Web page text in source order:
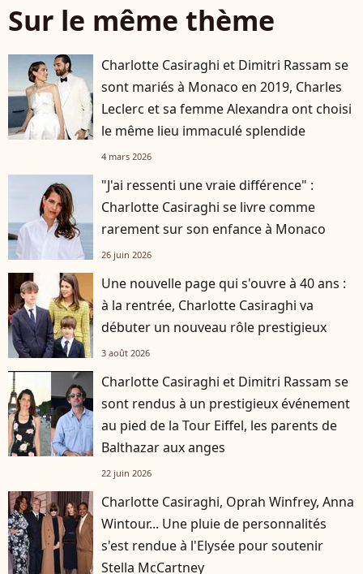
Sur le même thème
Charlotte Casiraghi et Dimitri Rassam se
sont mariés à Monaco en 2019, Charles
Leclerc et sa femme Alexandra ont choisi
le même lieu immaculé splendide
4 mars 2026
"J'ai ressenti une vraie différence" :
Charlotte Casiraghi se livre comme
rarement sur son enfance à Monaco
26 juin 2026
Une nouvelle page qui s'ouvre à 40 ans :
à la rentrée, Charlotte Casiraghi va
débuter un nouveau rôle prestigieux
3 août 2026
Charlotte Casiraghi et Dimitri Rassam se
sont rendus à un prestigieux événement
au pied de la Tour Eiffel, les parents de
Balthazar aux anges
22 juin 2026
Charlotte Casiraghi, Oprah Winfrey, Anna
Wintour... Une pluie de personnalités
s'est rendue à l'Elysée pour soutenir
Stella McCartney